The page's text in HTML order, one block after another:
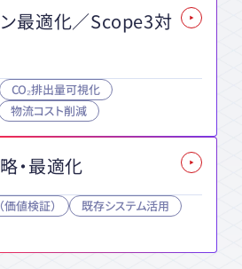
ン最適化／Scope3対
CO₂排出量可視化
物流コスト削減
・最適化
価値検証）
既存システム活用